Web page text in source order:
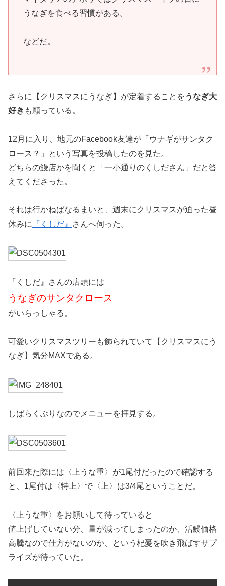
うなぎを食べる習慣がある。
などだ。
さらに【クリスマスにうなぎ】が定着することをうなぎ大
好き も願っている。
12月に入り、地元のFacebook友達が「ウナギがサンタク
ロース？」という写真を投稿したのを見た。
どちらの鰻店かを聞くと「一小通りのくしださん」だと答
えてくださった。
それは行かねばなるまいと、週末にクリスマスが迫った昼
休みに
『くしだ』 さんへ伺った。
『くしだ』さんの店頭には
うなぎのサンタクロース
がいらっしゃる。
可愛いクリスマスツリーも飾られていて【クリスマスにう
なぎ】気分MAXである。
しばらくぶりなのでメニューを拝見する。
前回来た際には〈上うな重〉が1尾付だったので確認する
と、1尾付は〈特上〉で〈上〉は3/4尾ということだ。
〈上うな重〉をお願いして待っていると
値上げしていない分、量が減ってしまったのか、活鰻価格
高騰なので仕方がないのか、という杞憂を吹き飛ばすサプ
ライズが待っていた。